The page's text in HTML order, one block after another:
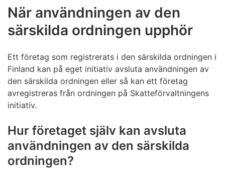
När användningen av den
särskilda ordningen upphör
Ett företag som registrerats i den särskilda ordningen i
Finland kan på eget initiativ avsluta användningen av
den särskilda ordningen eller så kan ett företag
avregistreras från ordningen på Skatteförvaltningens
initiativ.
Hur företaget själv kan avsluta
användningen av den särskilda
ordningen?